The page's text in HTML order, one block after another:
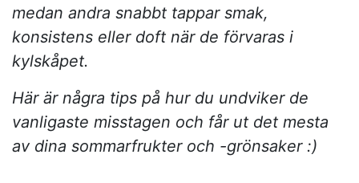
medan andra snabbt tappar smak,
konsistens eller doft när de förvaras i
kylskåpet.
Här är några tips på hur du undviker de
vanligaste misstagen och får ut det mesta
av dina sommarfrukter och -grönsaker :)